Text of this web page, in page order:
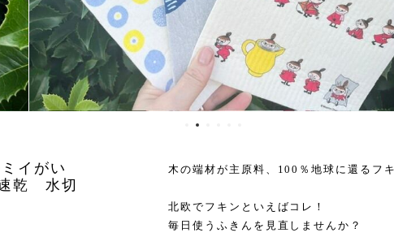
イがい
乾 水切
木の端材が主原料、100％地球に還るフ
北欧でフキンといえばコレ！
毎日使うふきんを見直しませんか？